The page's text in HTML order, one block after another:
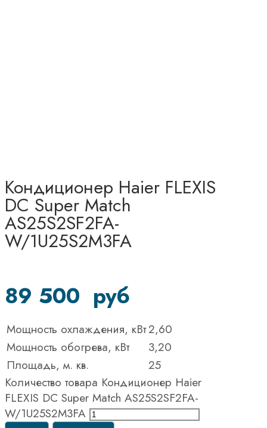
Кондиционер Haier FLEXIS
DC Super Match
AS25S2SF2FA-
W/1U25S2M3FA
89 500 руб
Мощность охлаждения, кВт2,60
Мощность обогрева, кВт
3,20
Площадь, м. кв.
25
Количество товара Кондиционер Haier
FLEXIS DC Super Match AS25S2SF2FA-
W/1U25S2M3FA